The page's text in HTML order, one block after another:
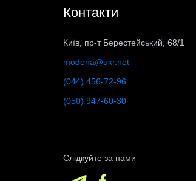
Контакти
Київ, пр-т Берестейський, 68/1
modena@ukr.net
(044) 456-72-96
(050) 947-60-30
Слідкуйте за нами